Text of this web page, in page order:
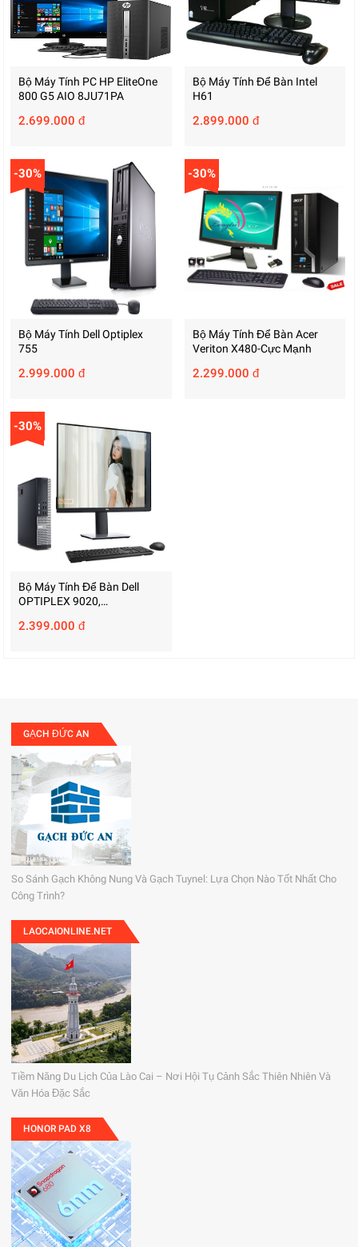
Bộ Máy Tính PC HP EliteOne
800 G5 AIO 8JU71PA
2.699.000 đ
Bộ Máy Tính Để Bàn Intel
H61
2.899.000 đ
-30%
Bộ Máy Tính Dell Optiplex
755
2.999.000 đ
-30%
Bộ Máy Tính Để Bàn Acer
Veriton X480-Cực Mạnh
2.299.000 đ
-30%
Bộ Máy Tính Để Bàn Dell
OPTIPLEX 9020,
8GB/SSD 500GB/DVD)
2.399.000 đ
GẠCH ĐỨC AN
So Sánh Gạch Không Nung Và Gạch Tuynel: Lựa Chọn Nào Tốt Nhất Cho
Công Trình?
LAOCAIONLINE.NET
Tiềm Năng Du Lịch Của Lào Cai – Nơi Hội Tụ Cảnh Sắc Thiên Nhiên Và
Văn Hóa Đặc Sắc
HONOR PAD X8